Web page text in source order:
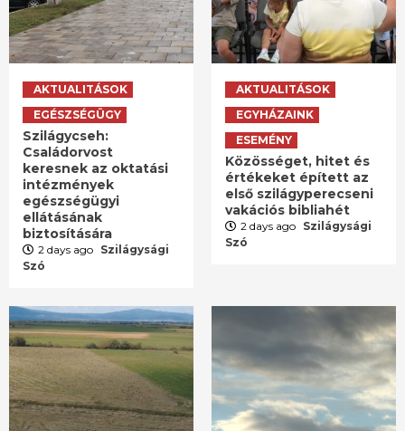
AKTUALITÁSOK
EGÉSZSÉGÜGY
Szilágycseh:
Családorvost
keresnek az oktatási
intézmények
egészségügyi
ellátásának
biztosítására
2 days ago Szilágysági
Szó
AKTUALITÁSOK
EGYHÁZAINK
ESEMÉNY
Közösséget, hitet és
értékeket épített az
első szilágyperecseni
vakációs bibliahét
2 days ago Szilágysági
Szó